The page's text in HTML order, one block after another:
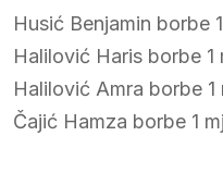
Husić Benjamin borbe
Halilović Haris borbe 1
Halilović Amra borbe 1
Čajić Hamza borbe 1